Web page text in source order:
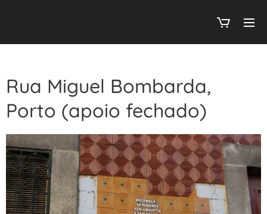
Rua Miguel Bombarda,
Porto (apoio fechado)